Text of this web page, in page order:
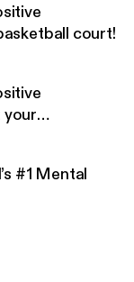
court!
#1 Mental